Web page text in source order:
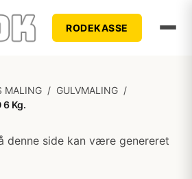
RODEKASSE
MALING / GULVMALING /
6 Kg.
denne side kan være genereret